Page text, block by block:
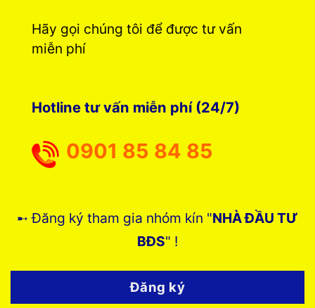
Hãy gọi chúng tôi để được tư vấn
miễn phí
Hotline tư vấn miễn phí (24/7)
0901 85 84 85
➸ Đăng ký tham gia nhóm kín "NHÀ ĐẦU TƯ
BĐS" !
Đăng ký